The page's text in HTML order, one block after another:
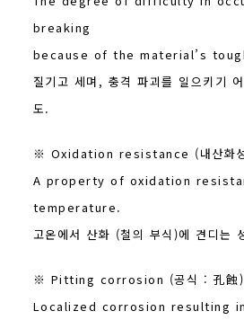
breaking
because of the material’s
질기고 세며, 충격 파괴를 일으키기
도.
※ Oxidation resistance (내산화
A property of oxidation
temperature.
고온에서 산화 (철의 부식)에 견디는
※ Pitting corrosion (공식 : 孔蝕)
Localized corrosion resulting